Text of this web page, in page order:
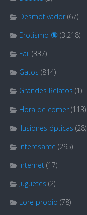
Desmotivador (67)
Erotismo 🔞 (3.218)
Fail (337)
Gatos (814)
Grandes Relatos (1)
Hora de comer (113)
Ilusiones ópticas (28)
Interesante (295)
Internet (17)
Juguetes (2)
Lore propio (78)